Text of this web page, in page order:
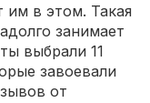
им в этом. Такая
занимает
выбрали 11
завоевали
от